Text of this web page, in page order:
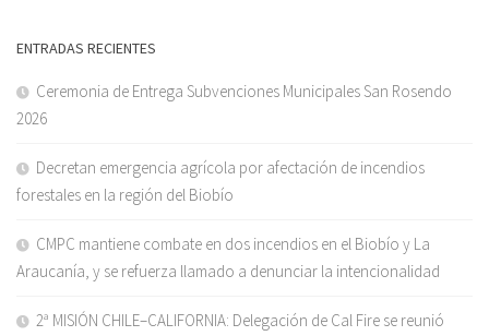
ENTRADAS RECIENTES
Ceremonia de Entrega Subvenciones Municipales San Rosendo
2026
Decretan emergencia agrícola por afectación de incendios
forestales en la región del Biobío
CMPC mantiene combate en dos incendios en el Biobío y La
Araucanía, y se refuerza llamado a denunciar la intencionalidad
2ª MISIÓN CHILE–CALIFORNIA: Delegación de Cal Fire se reunió